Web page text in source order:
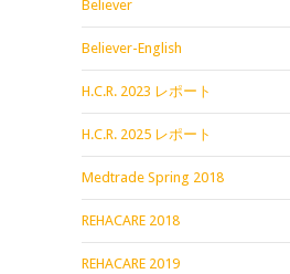
Believer
Believer-English
H.C.R. 2023 レポート
H.C.R. 2025 レポート
Medtrade Spring 2018
REHACARE 2018
REHACARE 2019